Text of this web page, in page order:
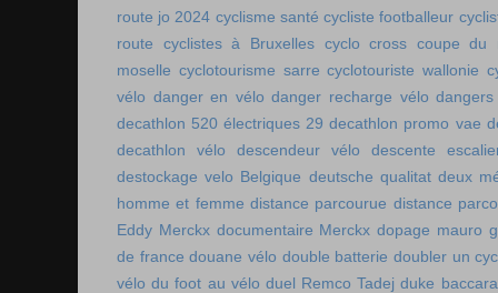
route jo 2024 cyclisme santé cycliste footballeur
route
cyclistes à Bruxelles cyclo cross coupe du
moselle cyclotourisme sarre cyclotouriste wallonie
vélo danger en vélo danger recharge vélo
decathlon 520 électriques 29 decathlon promo vae
decathlon vélo
descendeur vélo
descente
destockage velo Belgique deutsche qualitat deux
homme et femme distance parcourue distance
Eddy Merckx documentaire Merckx dopage mauro
de france douane vélo double batterie doubler un
vélo du foot au vélo duel Remco Tadej duke baccara